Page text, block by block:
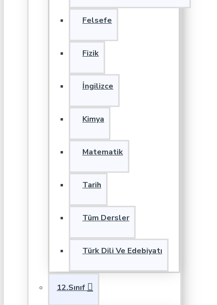
Felsefe
Fizik
İngilizce
Kimya
Matematik
Tarih
Tüm Dersler
Türk Dili Ve Edebiyatı
12.Sınıf